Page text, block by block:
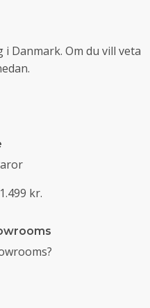
Danmark. Om du vill veta
kr.